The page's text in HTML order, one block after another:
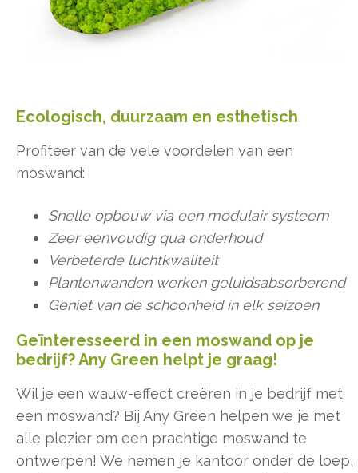
Ecologisch, duurzaam en esthetisch
Profiteer van de vele voordelen van een
moswand:
Snelle opbouw via een modulair systeem
Zeer eenvoudig qua onderhoud
Verbeterde luchtkwaliteit
Plantenwanden werken geluidsabsorberend
Geniet van de schoonheid in elk seizoen
Geïnteresseerd in een moswand op je
bedrijf? Any Green helpt je graag!
Wil je een wauw-effect creëren in je bedrijf met
een moswand? Bij Any Green helpen we je met
alle plezier om een prachtige moswand te
ontwerpen! We nemen je kantoor onder de loep,